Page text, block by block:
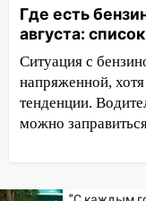
11:38 В
ЕГЭ с 2027
11:25 В
нарушителей
площадках
золота в
Где есть
августа:
Ситуация с
напряженной,
тенденции.
можно